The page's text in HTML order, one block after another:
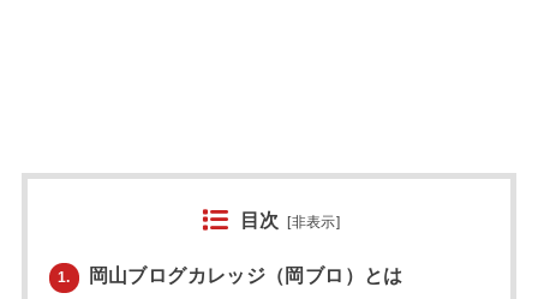
目次 [非表示]
1. 岡山ブログカレッジ（岡ブロ）とは